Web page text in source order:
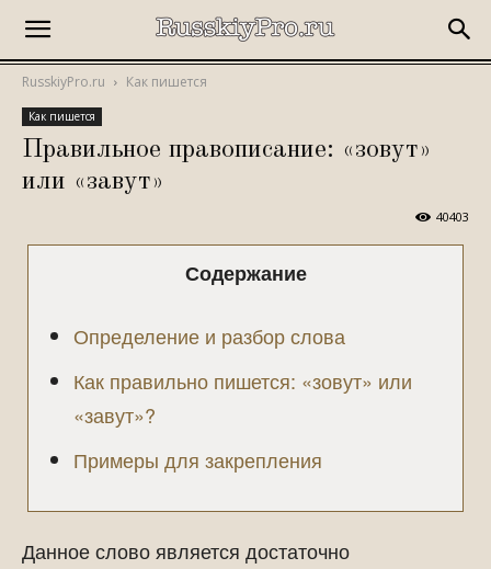
RusskiyPro.ru Как пишется
Как пишется
Правильное правописание: «зовут»
или «завут»
40403
Содержание
Определение и разбор слова
Как правильно пишется: «зовут» или
«завут»?
Примеры для закрепления
Данное слово является достаточно